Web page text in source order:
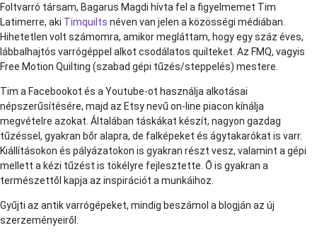
Foltvarró társam, Bagarus Magdi hívta fel a figyelmemet Tim
Latimerre, aki Timquilts néven van jelen a közösségi médiában.
Hihetetlen volt számomra, amikor megláttam, hogy egy száz éves,
lábbalhajtós varrógéppel alkot csodálatos quilteket. Az FMQ, vagyis
Free Motion Quilting (szabad gépi tűzés/steppelés) mestere.
Tim a Facebookot és a Youtube-ot használja alkotásai
népszerűsítésére, majd az Etsy nevű on-line piacon kínálja
megvételre azokat. Általában táskákat készít, nagyon gazdag
tűzéssel, gyakran bőr alapra, de falképeket és ágytakarókat is varr.
Kiállításokon és pályázatokon is gyakran részt vesz, valamint a gépi
mellett a kézi tűzést is tökélyre fejlesztette. Ő is gyakran a
természettől kapja az inspirációt a munkáihoz.
Gyűjti az antik varrógépeket, mindig beszámol a blogján az új
szerzeményeiről.